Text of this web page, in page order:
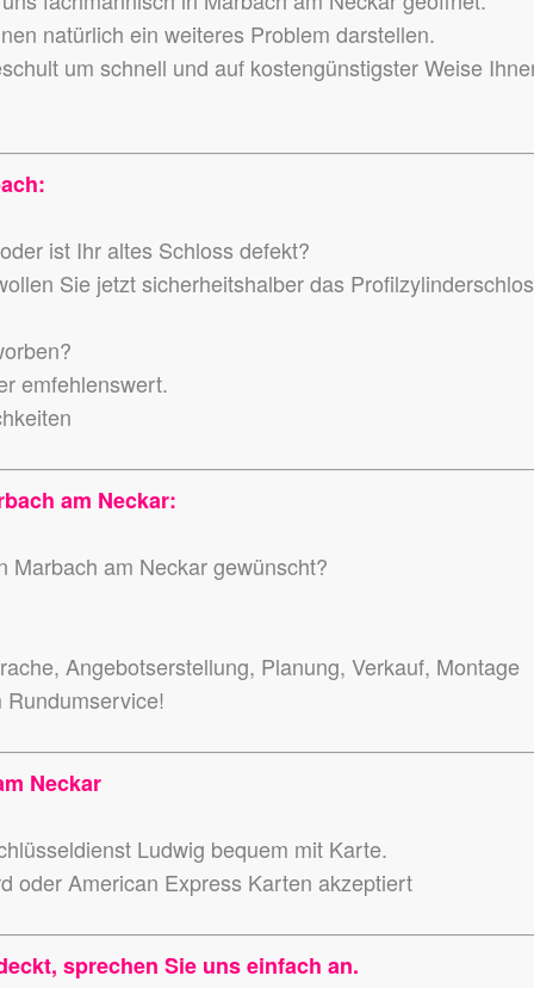
natürlich ein weiteres Problem darstellen.
um schnell und auf kostengünstigster Weise
ist Ihr altes Schloss defekt?
Sie jetzt sicherheitshalber das
emfehlenswert.
am Neckar:
Marbach am Neckar gewünscht?
Angebotserstellung, Planung, Verkauf, Montage
Neckar
Ludwig bequem mit Karte.
oder American Express Karten akzeptiert
sprechen Sie uns einfach an.